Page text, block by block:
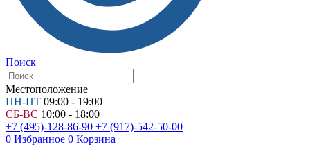
Поиск
Местоположение
ПН-ПТ 09:00 - 19:00
СБ-ВС 10:00 - 18:00
+7 (495)-128-86-90 +7 (917)-542-50-00
0 Избранное 0 Корзина